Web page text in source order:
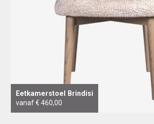
Eetkamerstoel Brindisi
vanaf € 460,00